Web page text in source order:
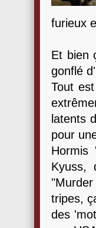
furieux
Et bien
gonflé
Tout
latents
pour
Kyuss,
tripes,
des